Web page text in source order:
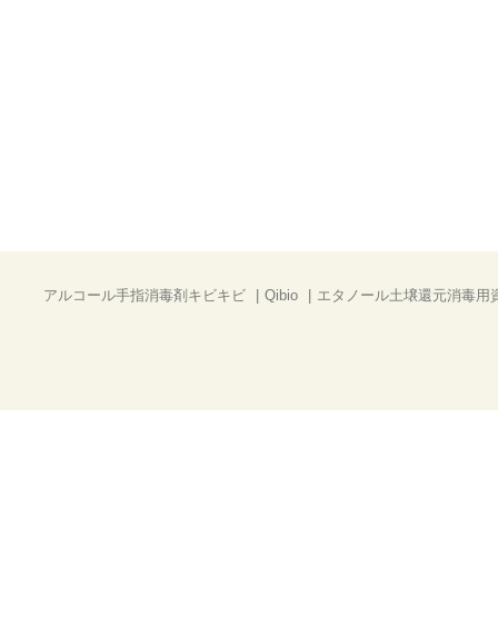
アルコール手指消毒剤キビキビ Qibio エタノール土壌還元消毒